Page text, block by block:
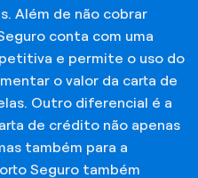
Além de não cobrar
conta com uma
e permite o uso do
o valor da carta de
Outro diferencial é a
de crédito não apenas
também para a
Seguro também